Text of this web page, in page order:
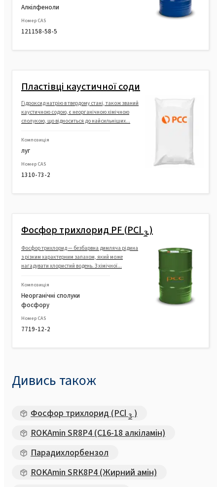
Алкілфеноли
Номер CAS
121158-58-5
Пластівці каустичної соди
Гідроксид натрію в твердому стані, також званий
каустичною содою, є неорганічною хімічною
сполукою, що відноситься до найсильніших...
Композиція
луг
Номер CAS
1310-73-2
Фосфор трихлорид PF (PCl 3 )
Фосфор трихлорид — безбарвна димляча рідина
з різким характерним запахом, який може
нагадувати хлористий водень. З хімічної...
Композиція
Неорганічні сполуки
фосфору
Номер CAS
7719-12-2
Дивись також
Фосфор трихлорид (PCl 3 )
ROKAmin SR8P4 (C16-18 алкіламін)
Парадихлорбензол
ROKAmin SRK8P4 (Жирний амін)